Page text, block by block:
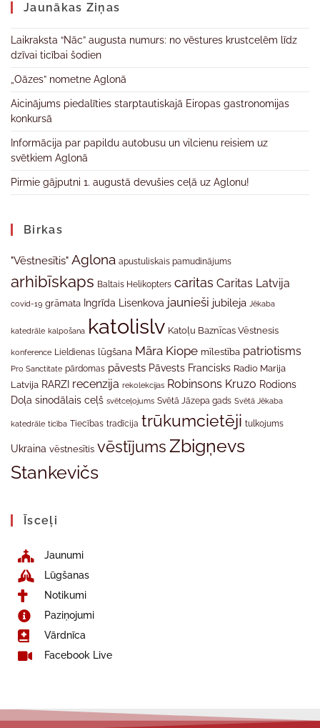
Jaunākas Ziņas
Laikraksta “Nāc” augusta numurs: no vēstures krustcelēm līdz
dzīvai ticībai šodien
„Oāzes” nometne Aglonā
Aicinājums piedalīties starptautiskajā Eiropas gastronomijas
konkursā
Informācija par papildu autobusu un vilcienu reisiem uz
svētkiem Aglonā
Pirmie gājputni 1. augustā devušies ceļā uz Aglonu!
Birkas
"Vēstnesītis" Aglona apustuliskais pamudinājums
arhibīskaps Baltais Helikopters caritas Caritas Latvija
covid-19 grāmata Ingrīda Lisenkova jaunieši jubileja Jēkaba
katedrāle kalpošana katolislv Katoļu Baznīcas Vēstnesis
konference Lieldienas lūgšana Māra Kiope mīlestība patriotisms
Pro Sanctitate pārdomas pāvests Pāvests Francisks Radio Marija
Latvija RARZI recenzija rekolekcijas Robinsons Kruzo Rodions
Doļa sinodālais ceļš svētceļojums Svētā Jāzepa gads Svētā Jēkaba
katedrāle ticība Tiecības tradīcija trūkumcietēji tulkojums
Ukraina vēstnesītis vēstījumsZbigņevs
Stankevičs
Īsceļi
Jaunumi
Lūgšanas
Notikumi
Paziņojumi
Vārdnīca
Facebook Live